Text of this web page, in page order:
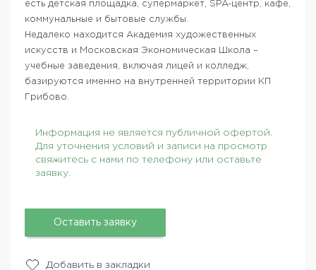
есть детская площадка, супермаркет, SPA-центр, кафе,
коммунальные и бытовые службы.
Недалеко находится Академия художественных
искусств и Московская Экономическая Школа –
учебные заведения, включая лицей и колледж,
базируются именно на внутренней территории КП
Грибово.
Информация не является публичной офертой.
Для уточнения условий и записи на просмотр
свяжитесь с нами по телефону или оставьте
заявку.
Оставить заявку
Добавить в закладки